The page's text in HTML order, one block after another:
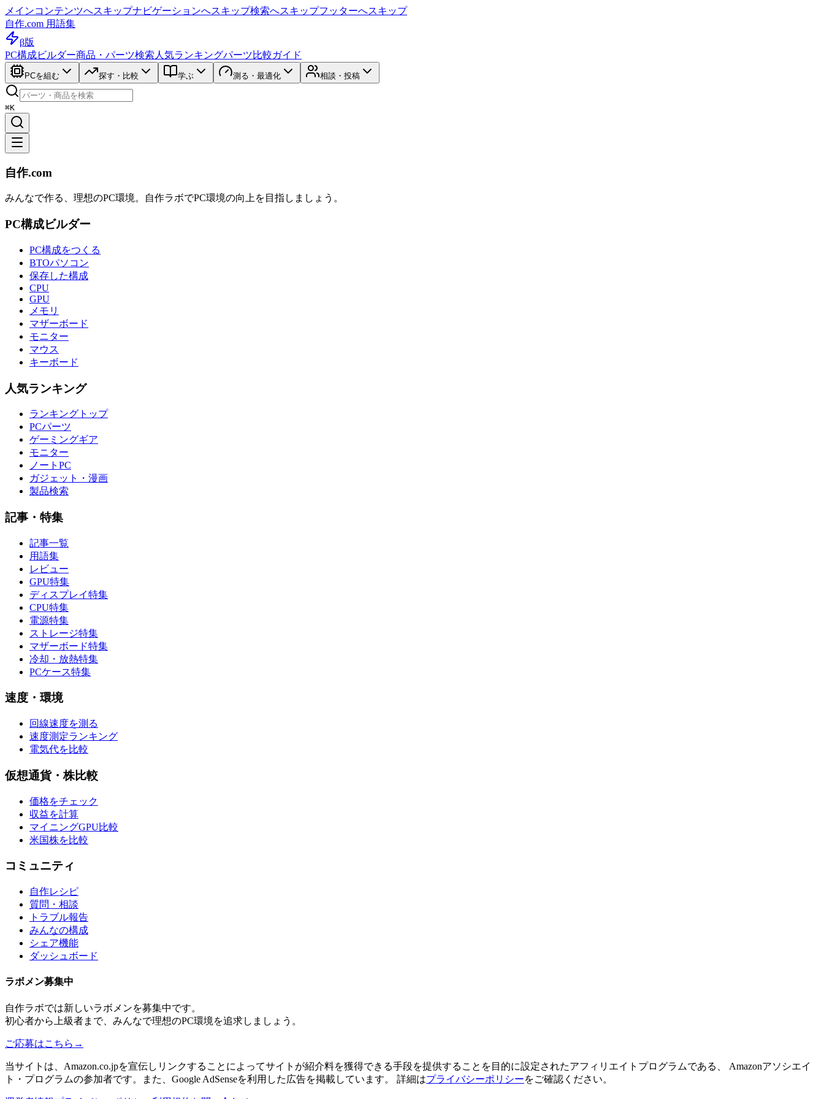
メインコンテンツへスキップナビゲーションへスキップ検索へスキップフッターへスキップ
自作.com 用語集
β版
PC構成ビルダー商品・パーツ検索 人気ランキングパーツ比較ガイド
PCを組む 探す・比較 学ぶ 測る・最適化 相談・投稿
⌘K
自作.com
みんなで作る、理想のPC環境。 自作ラボでPC環境の向上を目指しましょう。
PC構成ビルダー
PC構成をつくる
BTOパソコン
保存した構成
CPU
GPU
メモリ
マザーボード
モニター
マウス
キーボード
人気ランキング
ランキングトップ
PCパーツ
ゲーミングギア
モニター
ノートPC
ガジェット・漫画
製品検索
記事・特集
記事一覧
用語集
レビュー
GPU特集
ディスプレイ特集
CPU特集
電源特集
ストレージ特集
マザーボード特集
冷却・放熱特集
PCケース特集
速度・環境
回線速度を測る
速度測定ランキング
電気代を比較
仮想通貨・株比較
価格をチェック
収益を計算
マイニングGPU比較
米国株を比較
コミュニティ
自作レシピ
質問・相談
トラブル報告
みんなの構成
シェア機能
ダッシュボード
ラボメン募集中
自作ラボでは新しいラボメンを募集中です。
初心者から上級者まで、みんなで理想のPC環境を追求しましょう。
ご応募はこちら →
当サイトは、Amazon.co.jpを宣伝しリンクすることによってサイトが紹介料を獲得できる手段を提供することを目的に設定されたアフィリエイトプログラムである、 Amazonアソシエイ
ト・プログラムの参加者です。また、Google AdSenseを利用した広告を掲載しています。 詳細はプライバシーポリシーをご確認ください。